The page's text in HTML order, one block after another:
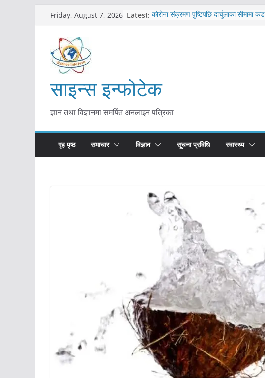
content
Friday, August 7, 2026 Latest: कोरोना संक्रमण पुष्टिपछि दार्चुलाका सीमामा
काभ्रेपलाञ्चोकमा आयुर्वेद स्वास्थ्योपचारतर्फ
आकर्षण बढ्दै
साइन्स इन्फोटेक
ज्ञान तथा विज्ञानमा समर्पित अनलाइन पत्रिका
गृह पृष्ठ समाचार विज्ञान सूचना प्रविधि स्वास्थ्य